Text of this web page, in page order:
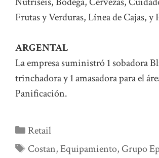
Frutas y Verduras, Línea de Cajas, y
ARGENTAL
La empresa suministró 1 sobadora
trinchadora y 1 amasadora para el
Panificación.
Categorías
Retail
Etiquetas
Costan,Equipamiento, Grupo